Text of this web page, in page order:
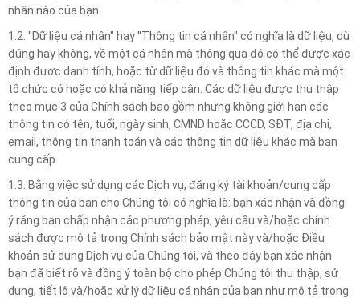
nhân nào của bạn.
1.2. "Dữ liệu cá nhân" hay "Thông tin cá nhân" có nghĩa là dữ liệu, dù
đúng hay không, về một cá nhân mà thông qua đó có thể được xác
định được danh tính, hoặc từ dữ liệu đó và thông tin khác mà một
tổ chức có hoặc có khả năng tiếp cận. Các dữ liệu được thu thập
theo mục 3 của Chính sách bao gồm nhưng không giới hạn các
thông tin có tên, tuổi, ngày sinh, CMND hoặc CCCD, SĐT, địa chỉ,
email, thông tin thanh toán và các thông tin dữ liệu khác mà bạn
cung cấp.
1.3. Bằng việc sử dụng các Dịch vụ, đăng ký tài khoản/cung cấp
thông tin của bạn cho Chúng tôi có nghĩa là: bạn xác nhận và đồng
ý rằng bạn chấp nhận các phương pháp, yêu cầu và/hoặc chính
sách được mô tả trong Chính sách bảo mật này và/hoặc Điều
khoản sử dụng Dịch vụ của Chúng tôi, và theo đây bạn xác nhận
bạn đã biết rõ và đồng ý toàn bộ cho phép Chúng tôi thu thập, sử
dụng, tiết lộ và/hoặc xử lý dữ liệu cá nhân của bạn như mô tả trong